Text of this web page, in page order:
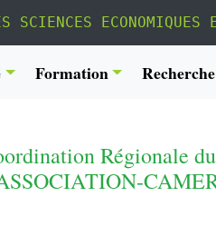
SCIENCES ECONOMIQUES
Formation Recherche
Régionale